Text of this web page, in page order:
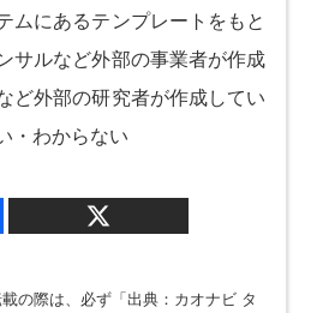
ムにあるテンプレートをもと
サルなど外部の事業者が作成
ど外部の研究者が作成してい
・わからない
の際は、必ず「出典：カオナビ タ